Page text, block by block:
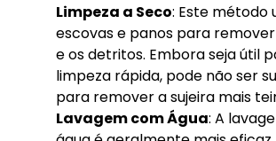
Limpeza a Seco: Este método
escovas e panos para
e os detritos. Embora seja útil
limpeza rápida, pode não ser
para remover a sujeira mais
Lavagem com Água: A